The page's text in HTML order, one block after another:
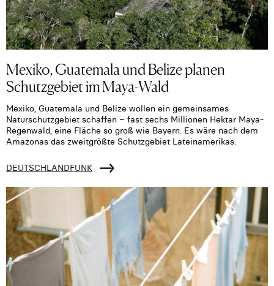
Mexiko, Guatemala und Belize planen
Schutzgebiet im Maya-Wald
Mexiko, Guatemala und Belize wollen ein gemeinsames
Naturschutzgebiet schaffen – fast sechs Millionen Hektar Maya-
Regenwald, eine Fläche so groß wie Bayern. Es wäre nach dem
Amazonas das zweitgrößte Schutzgebiet Lateinamerikas.
DEUTSCHLANDFUNK